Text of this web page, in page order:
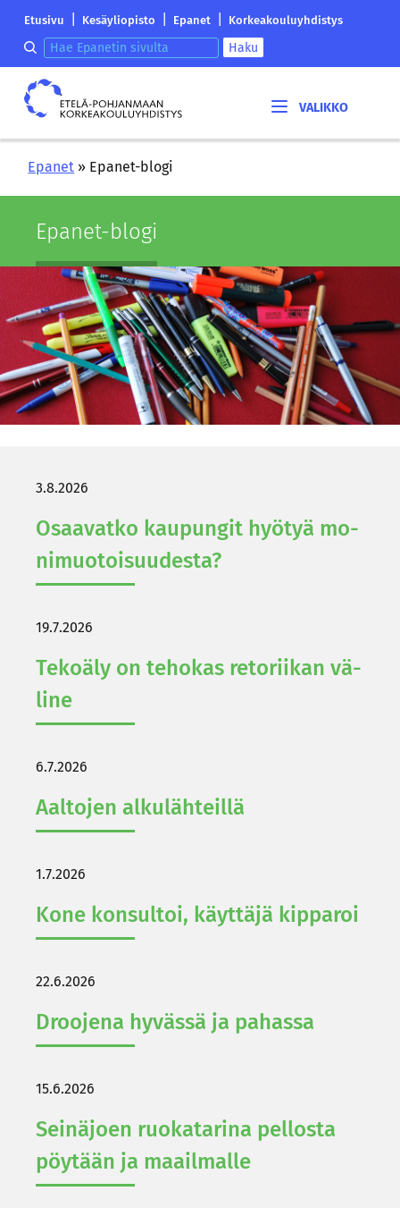
Etelä-
korkeakouluyhdistyksen
saapumissivu
Etusivu Kesäyliopisto Epanet Korkeakouluyhdistys
Hae epanetin sivulta Haku
Etelä-
Pohjanmaan
Epanet » Epanet-blogi
Epanet-​blogi
3.8.2026
Osaa­vat­ko kau­pun­git hyö­tyä mo­
ni­muo­toi­suu­des­ta?
19.7.2026
Te­ko­ä­ly on te­ho­kas re­to­rii­kan vä­
li­ne
6.7.2026
Aal­to­jen al­ku­läh­teil­lä
1.7.2026
Kone kon­sul­toi, käyt­tä­jä kip­pa­roi
22.6.2026
Droo­je­na hy­väs­sä ja pa­has­sa
15.6.2026
Sei­nä­joen ruo­ka­ta­ri­na pel­los­ta
pöy­tään ja maa­il­mal­le